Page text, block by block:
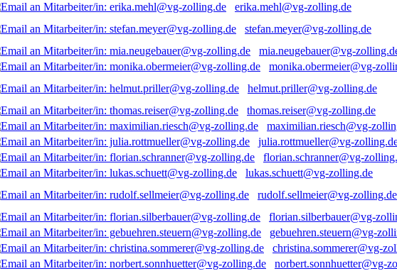
erika.mehl@vg-zolling.de
stefan.meyer@vg-zolling.de
mia.neugebauer@vg-
monika.obermeier@vg-
helmut.priller@vg-zolling.de
thomas.reiser@vg-zolling.de
maximilian.riesch@vg-
julia.rottmueller@vg-
florian.schranner@vg-
lukas.schuett@vg-zolling.de
rudolf.sellmeier@vg-zolling.de
florian.silberbauer@vg-
gebuehren.steuern@vg-
christina.sommerer@vg-
norbert.sonnhuetter@vg-